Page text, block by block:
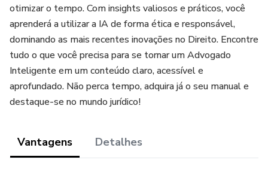
otimizar o tempo. Com insights valiosos e práticos, você
aprenderá a utilizar a IA de forma ética e responsável,
dominando as mais recentes inovações no Direito. Encontre
tudo o que você precisa para se tornar um Advogado
Inteligente em um conteúdo claro, acessível e
aprofundado. Não perca tempo, adquira já o seu manual e
destaque-se no mundo jurídico!
Vantagens Detalhes